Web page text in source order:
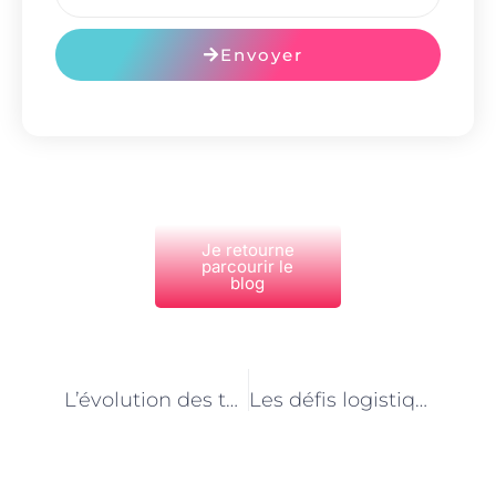
Envoyer
Je retourne
parcourir le
blog
L’évolution des techniques de soins utilisées par les Assistantes de vie à Paris Les défis logistiques de l’Assistante de vie à Paris : Organisation et planification